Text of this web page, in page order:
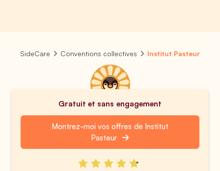
SideCare Conventions collectives Institut Pasteur
Gratuit et sans engagement
Montrez-moi vos offres de Institut
Pasteur